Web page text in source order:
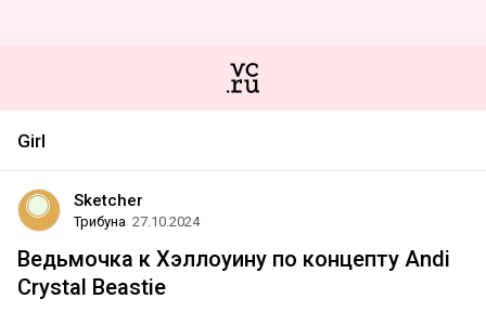
Girl
Sketcher
Трибуна 27.10.2024
Ведьмочка к Хэллоуину по концепту Andi
Crystal Beastie